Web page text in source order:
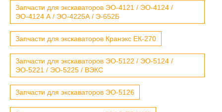
Запчасти для экскаваторов ЭО-4121 / ЭО-4124 /
ЭО-4124 А / ЭО-4225А / Э-652Б
Запчасти для экскаваторов Кранэкс ЕК-270
Запчасти для экскаваторов ЭО-5122 / ЭО-5124 /
ЭО-5221 / ЭО-5225 / ВЭКС
Запчасти для экскаваторов ЭО-5126